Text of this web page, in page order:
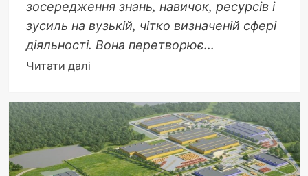
зосередження знань, навичок, ресурсів і
зусиль на вузькій, чітко визначеній сфері
діяльності. Вона перетворює...
Читати даліДокладніше
Що
таке
спеціалізація:
мистецтво
зосередження,